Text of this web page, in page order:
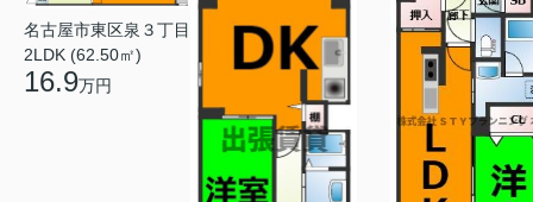
名古屋市東区泉３丁目
2LDK (62.50㎡)
16.9万円